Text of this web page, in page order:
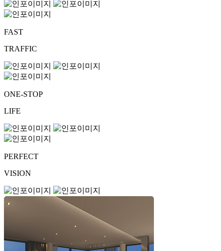
FAST
TRAFFIC
ONE-STOP
LIFE
PERFECT
VISION